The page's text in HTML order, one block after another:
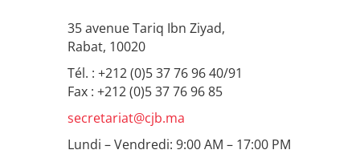
35 avenue Tariq Ibn Ziyad,
Rabat, 10020
Tél. : +212 (0)5 37 76 96 40/91
Fax : +212 (0)5 37 76 96 85
secretariat@cjb.ma
Lundi – Vendredi: 9:00 AM – 17:00 PM